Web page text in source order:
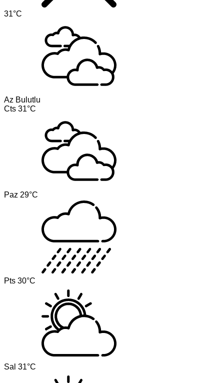
31°C
Az Bulutlu
Cts 31°C
Paz 29°C
Pts 30°C
Sal 31°C